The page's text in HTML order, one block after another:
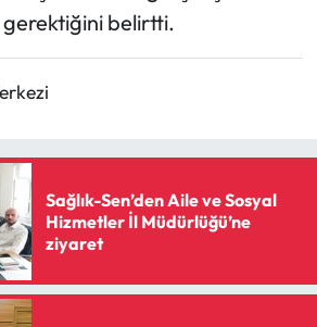
gerektiğini belirtti.
Sağlık-Sen’den Aile ve Sosyal
Hizmetler İl Müdürlüğü’ne
ziyaret